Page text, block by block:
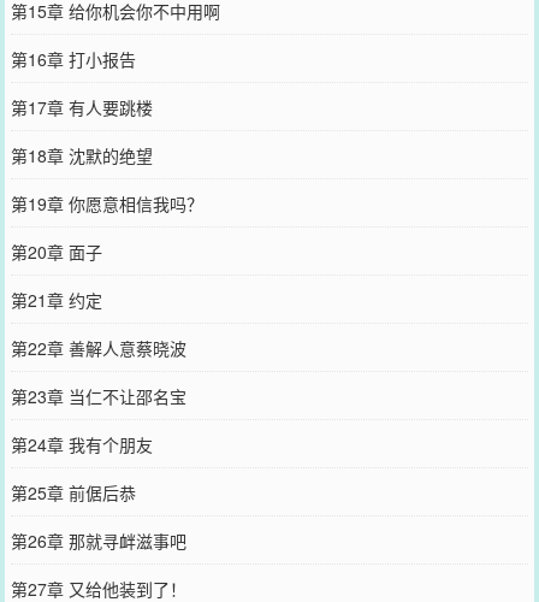
第15章 给你机会你不中用啊
第16章 打小报告
第17章 有人要跳楼
第18章 沈默的绝望
第19章 你愿意相信我吗？
第20章 面子
第21章 约定
第22章 善解人意蔡晓波
第23章 当仁不让邵名宝
第24章 我有个朋友
第25章 前倨后恭
第26章 那就寻衅滋事吧
第27章 又给他装到了！